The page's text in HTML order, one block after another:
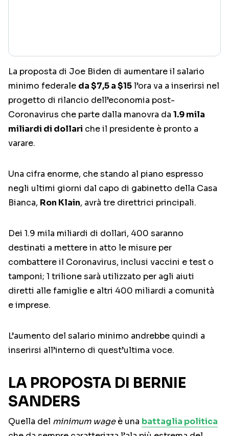
La proposta di Joe Biden di aumentare il salario
minimo federale da $7,5 a $15l’ora va a inserirsi nel
progetto di rilancio dell’economia post-
Coronavirus che parte dalla manovra da 1.9 mila
miliardi di dollari che il presidente è pronto a
varare.
Una cifra enorme, che stando al piano espresso
negli ultimi giorni dal capo di gabinetto della Casa
Bianca, Ron Klain, avrà tre direttrici principali.
Dei 1.9 mila miliardi di dollari, 400 saranno
destinati a mettere in atto le misure per
combattere il Coronavirus, inclusi vaccini e test o
tamponi; 1 trilione sarà utilizzato per agli aiuti
diretti alle famiglie e altri 400 miliardi a comunità
e imprese.
L’aumento del salario minimo andrebbe quindi a
inserirsi all’interno di quest’ultima voce.
LA PROPOSTA DI BERNIE
SANDERS
Quella del minimum wageè una battaglia politica